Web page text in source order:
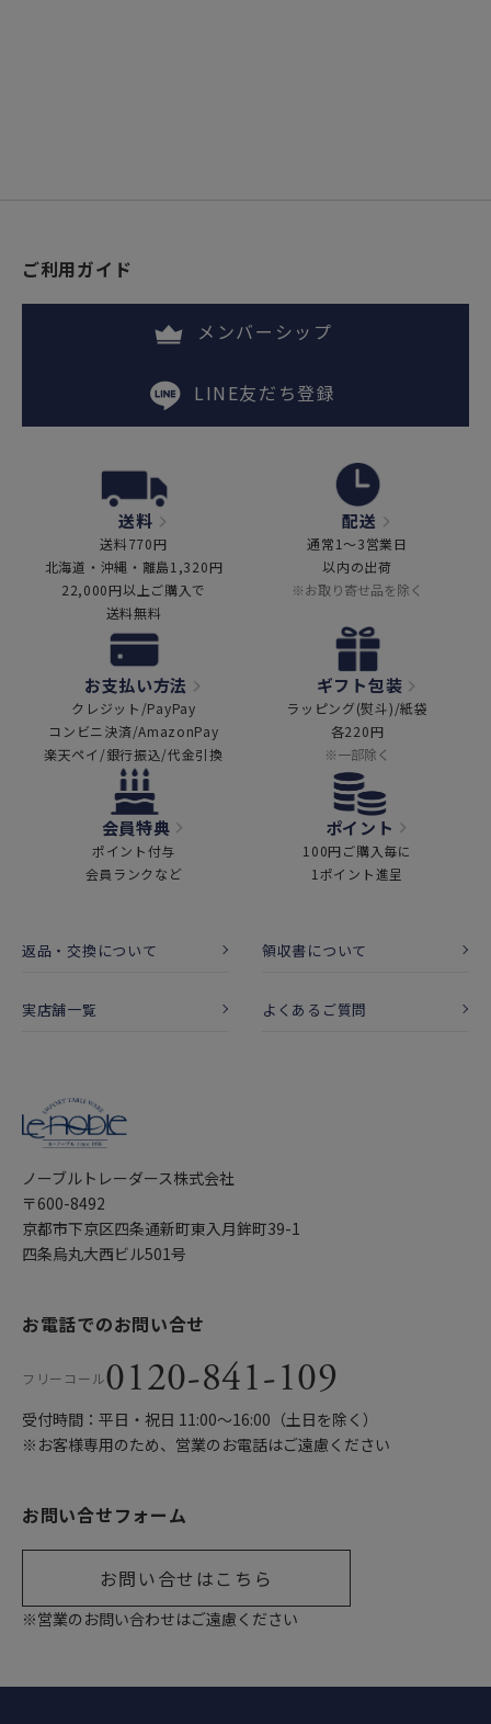
ご利用ガイド
メンバーシップ
LINE友だち登録
送料
送料770円
北海道・沖縄・離島1,320円
22,000円以上ご購入で
送料無料
配送
通常1～3営業日
以内の出荷
※お取り寄せ品を除く
お支払い方法
クレジット/PayPay
コンビニ決済/AmazonPay
楽天ペイ/銀行振込/代金引換
ギフト包装
ラッピング(熨斗)/紙袋
各220円
※一部除く
会員特典
ポイント付与
会員ランクなど
ポイント
100円ご購入毎に
1ポイント進呈
返品・交換について 領収書について
実店舗一覧 よくあるご質問
ノーブルトレーダース株式会社
〒600-8492
京都市下京区四条通新町東入月鉾町39-1
四条烏丸大西ビル501号
お電話でのお問い合せ
フリーコール0120-841-109
受付時間：平日・祝日 11:00〜16:00（土日を除く）
※お客様専用のため、営業のお電話はご遠慮ください
お問い合せフォーム
お問い合せはこちら
※営業のお問い合わせはご遠慮ください